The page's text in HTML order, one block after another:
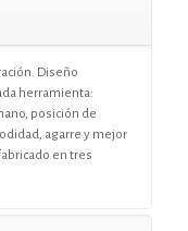
Diseño
herramienta:
posición de
agarre y mejor
en tres